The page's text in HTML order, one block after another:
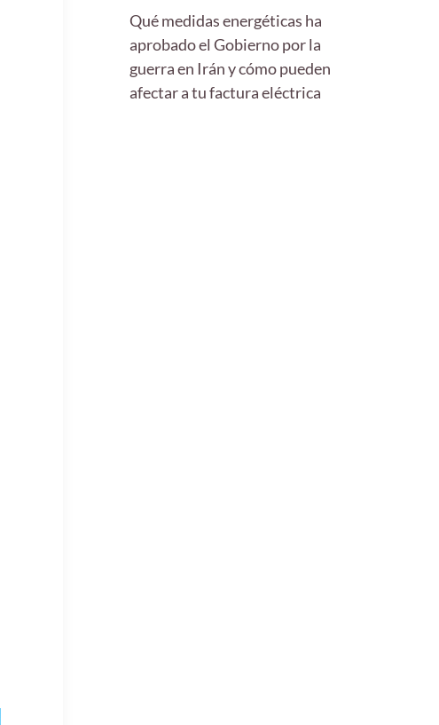
Qué medidas energéticas ha
aprobado el Gobierno por la
guerra en Irán y cómo pueden
afectar a tu factura eléctrica